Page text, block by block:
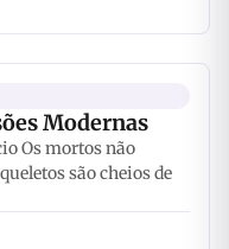
Modernas
Os mortos não
são cheios de